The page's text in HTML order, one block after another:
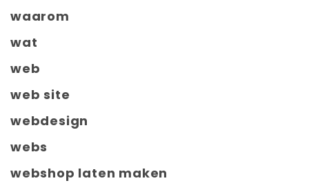
waarom
wat
web
web site
webdesign
webs
webshop laten maken